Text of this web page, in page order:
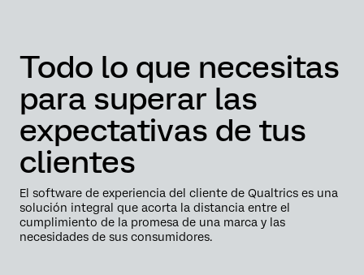
Todo lo que necesitas
para superar las
expectativas de tus
clientes
El software de experiencia del cliente de Qualtrics es una
solución integral que acorta la distancia entre el
cumplimiento de la promesa de una marca y las
necesidades de sus consumidores.